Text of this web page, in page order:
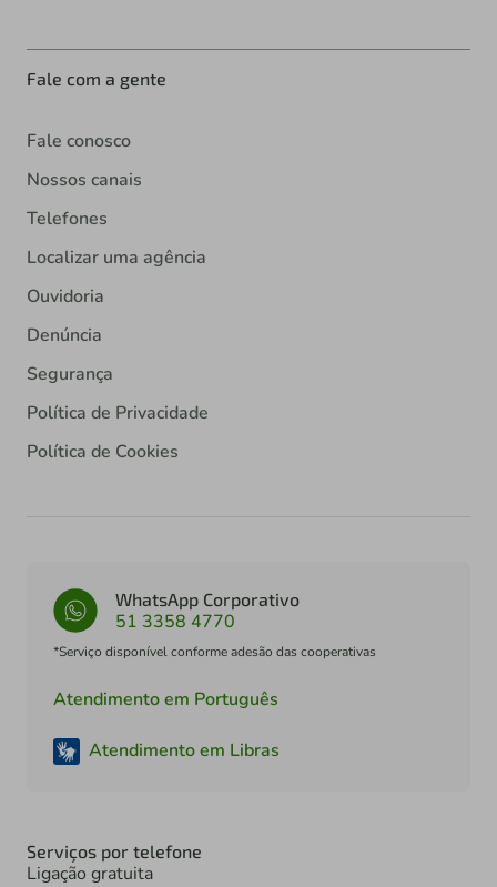
Fale com a gente
Fale conosco
Nossos canais
Telefones
Localizar uma agência
Ouvidoria
Denúncia
Segurança
Política de Privacidade
Política de Cookies
WhatsApp Corporativo
51 3358 4770
*Serviço disponível conforme adesão das cooperativas
Atendimento em Português
Atendimento em Libras
Serviços por telefone
Ligação gratuita